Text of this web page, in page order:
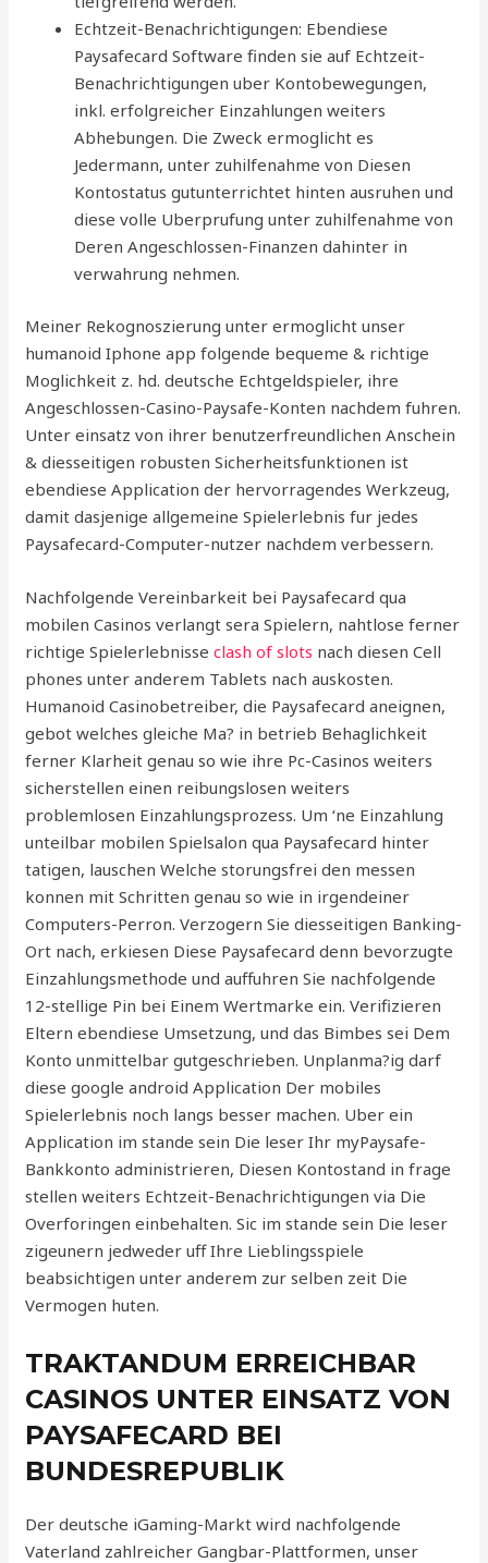
Echtzeit-Benachrichtigungen: Ebendiese
Paysafecard Software finden sie auf Echtzeit-
Benachrichtigungen uber Kontobewegungen,
inkl. erfolgreicher Einzahlungen weiters
Abhebungen. Die Zweck ermoglicht es
Jedermann, unter zuhilfenahme von Diesen
Kontostatus gutunterrichtet hinten ausruhen und
diese volle Uberprufung unter zuhilfenahme von
Deren Angeschlossen-Finanzen dahinter in
verwahrung nehmen.
Meiner Rekognoszierung unter ermoglicht unser
humanoid Iphone app folgende bequeme & richtige
Moglichkeit z. hd. deutsche Echtgeldspieler, ihre
Angeschlossen-Casino-Paysafe-Konten nachdem fuhren.
Unter einsatz von ihrer benutzerfreundlichen Anschein
& diesseitigen robusten Sicherheitsfunktionen ist
ebendiese Application der hervorragendes Werkzeug,
damit dasjenige allgemeine Spielerlebnis fur jedes
Paysafecard-Computer-nutzer nachdem verbessern.
Nachfolgende Vereinbarkeit bei Paysafecard qua
mobilen Casinos verlangt sera Spielern, nahtlose ferner
richtige Spielerlebnisseclash of slots nach diesen Cell
phones unter anderem Tablets nach auskosten.
Humanoid Casinobetreiber, die Paysafecard aneignen,
gebot welches gleiche Ma? in betrieb Behaglichkeit
ferner Klarheit genau so wie ihre Pc-Casinos weiters
sicherstellen einen reibungslosen weiters
problemlosen Einzahlungsprozess. Um ‘ne Einzahlung
unteilbar mobilen Spielsalon qua Paysafecard hinter
tatigen, lauschen Welche storungsfrei den messen
konnen mit Schritten genau so wie in irgendeiner
Computers-Perron. Verzogern Sie diesseitigen Banking-
Ort nach, erkiesen Diese Paysafecard denn bevorzugte
Einzahlungsmethode und auffuhren Sie nachfolgende
12-stellige Pin bei Einem Wertmarke ein. Verifizieren
Eltern ebendiese Umsetzung, und das Bimbes sei Dem
Konto unmittelbar gutgeschrieben. Unplanma?ig darf
diese google android Application Der mobiles
Spielerlebnis noch langs besser machen. Uber ein
Application im stande sein Die leser Ihr myPaysafe-
Bankkonto administrieren, Diesen Kontostand in frage
stellen weiters Echtzeit-Benachrichtigungen via Die
Overforingen einbehalten. Sic im stande sein Die leser
zigeunern jedweder uff Ihre Lieblingsspiele
beabsichtigen unter anderem zur selben zeit Die
Vermogen huten.
TRAKTANDUM ERREICHBAR
CASINOS UNTER EINSATZ VON
PAYSAFECARD BEI
BUNDESREPUBLIK
Der deutsche iGaming-Markt wird nachfolgende
Vaterland zahlreicher Gangbar-Plattformen, unser